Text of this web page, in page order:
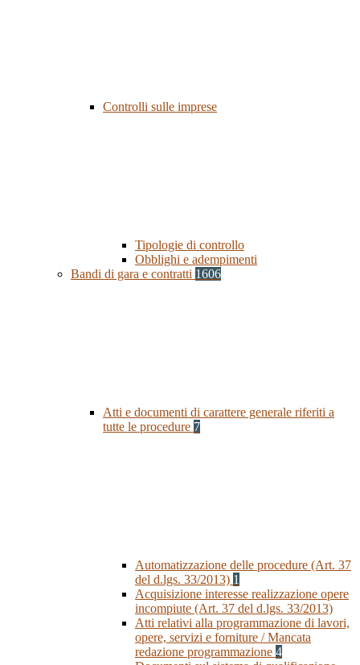
Controlli sulle imprese
Tipologie di controllo
Obblighi e adempimenti
Bandi di gara e contratti 1606
Atti e documenti di carattere generale riferiti a
tutte le procedure 7
Automatizzazione delle procedure (Art. 37
del d.lgs. 33/2013) 1
Acquisizione interesse realizzazione opere
incompiute (Art. 37 del d.lgs. 33/2013)
Atti relativi alla programmazione di lavori,
opere, servizi e forniture / Mancata
redazione programmazione 4